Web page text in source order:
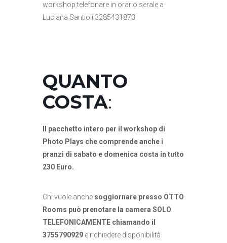
workshop telefonare in orario serale a
Luciana Santioli 3285431873
QUANTO
COSTA:
l pacchetto intero per il workshop di
Photo Plays che comprende anche i
pranzi di sabato e domenica costa in tutto
230 Euro.
Chi vuole anche soggiornare presso OTTO
Rooms può prenotare la camera SOLO
TELEFONICAMENTE chiamando il
3755790929 e richiedere disponibilità